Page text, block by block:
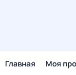
Главная Моя